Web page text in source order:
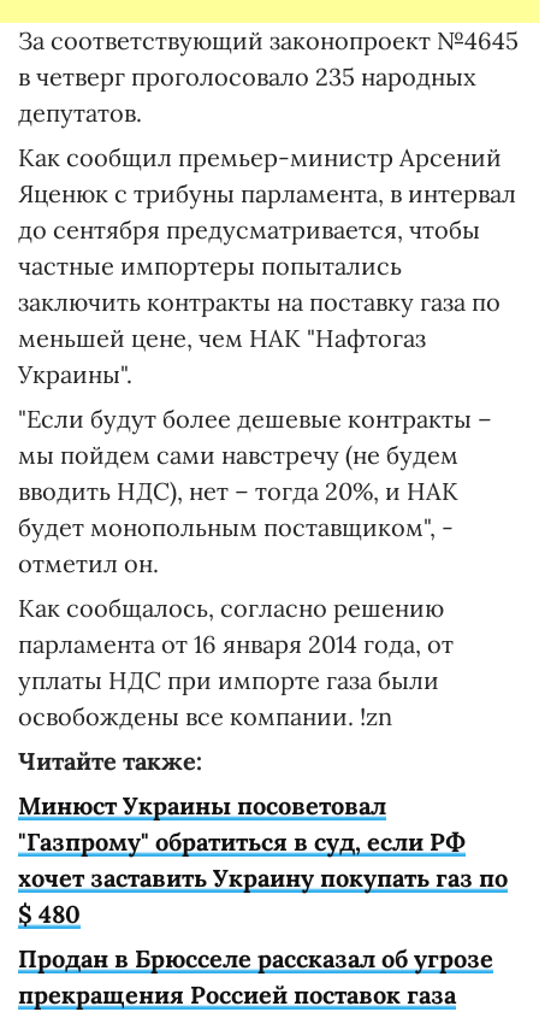
За соответствующий законопроект №4645
в четверг проголосовало 235 народных
депутатов.
Как сообщил премьер-министр Арсений
Яценюк с трибуны парламента, в интервал
до сентября предусматривается, чтобы
частные импортеры попытались
заключить контракты на поставку газа по
меньшей цене, чем НАК "Нафтогаз
Украины".
"Если будут более дешевые контракты –
мы пойдем сами навстречу (не будем
вводить НДС), нет – тогда 20%, и НАК
будет монопольным поставщиком", -
отметил он.
Как сообщалось, согласно решению
парламента от 16 января 2014 года, от
уплаты НДС при импорте газа были
освобождены все компании. !zn
Читайте также:
Минюст Украины посоветовал
"Газпрому" обратиться в суд, если РФ
хочет заставить Украину покупать газ по
$ 480
Продан в Брюсселе рассказал об угрозе
прекращения Россией поставок газа